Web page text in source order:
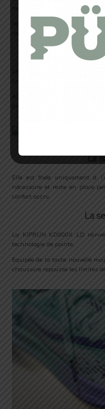
Ne manquez pas cette
notre article dès maintenant
La
Elle est fixée uniquement à
nécessaire et reste en place
confort accru.
La
La KIPRUN KD900X LD
technologie de pointe.
Equipée de la toute nouvelle
chaussure repousse les limites